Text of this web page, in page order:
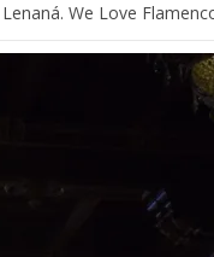
We Love